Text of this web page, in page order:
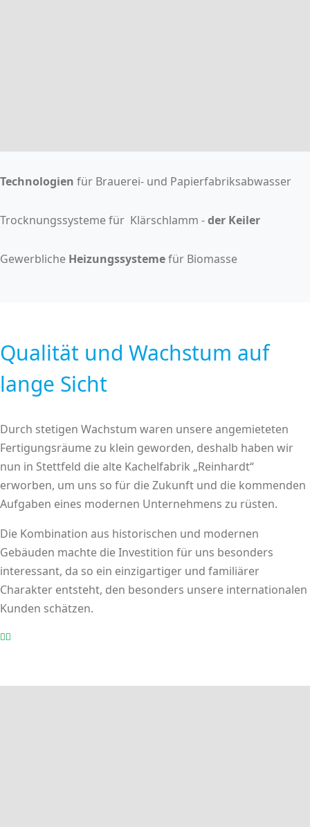
Technologien für Brauerei- und Papierfabriksabwasser
Trocknungssysteme für Klärschlamm -der Keiler
Gewerbliche Heizungssystemefür Biomasse
Qualität und Wachstum auf
lange Sicht
Durch stetigen Wachstum waren unsere angemieteten
Fertigungsräume zu klein geworden, deshalb haben wir
nun in Stettfeld die alte Kachelfabrik „Reinhardt“
erworben, um uns so für die Zukunft und die kommenden
Aufgaben eines modernen Unternehmens zu rüsten.
Die Kombination aus historischen und modernen
Gebäuden machte die Investition für uns besonders
interessant, da so ein einzigartiger und familiärer
Charakter entsteht, den besonders unsere internationalen
Kunden schätzen.